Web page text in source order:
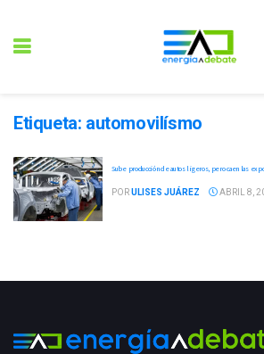
Etiqueta: automovilísmo
Sube producción de autos ligeros, pero caen las
PORULISES JUÁREZ ABRIL 8,